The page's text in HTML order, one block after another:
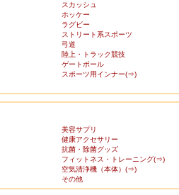
スカッシュ
ホッケー
ラグビー
ストリート系スポーツ
弓道
陸上・トラック競技
ゲートボール
スポーツ用インナー(⇒)
美容サプリ
健康アクセサリー
抗菌・除菌グッズ
フィットネス・トレーニング(⇒)
空気清浄機（本体）(⇒)
その他